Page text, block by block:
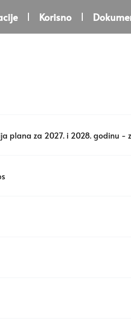
Korisno
plana za 2027. i 2028. godinu -